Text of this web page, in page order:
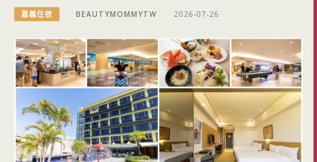
嘉義住宿 BEAUTYMOMMYTW 2026-07-26